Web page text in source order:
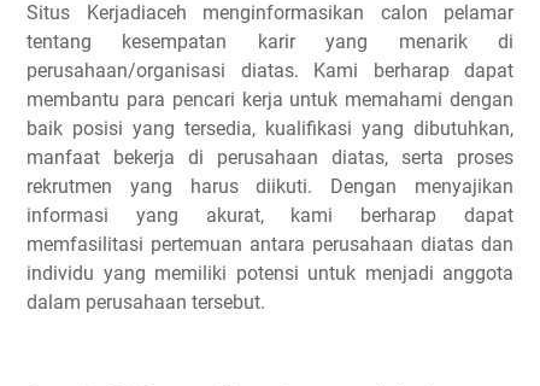
Situs Kerjadiaceh menginformasikan calon pelamar
tentang kesempatan karir yang menarik di
perusahaan/organisasi diatas. Kami berharap dapat
membantu para pencari kerja untuk memahami dengan
baik posisi yang tersedia, kualifikasi yang dibutuhkan,
manfaat bekerja di perusahaan diatas, serta proses
rekrutmen yang harus diikuti. Dengan menyajikan
informasi yang akurat, kami berharap dapat
memfasilitasi pertemuan antara perusahaan diatas dan
individu yang memiliki potensi untuk menjadi anggota
dalam perusahaan tersebut.